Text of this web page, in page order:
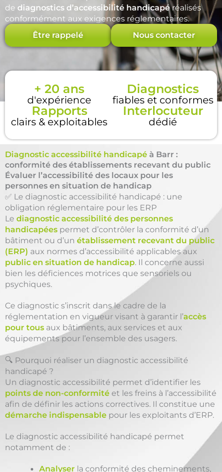
de diagnostics d’accessibilité handicapéréalisés
conformément aux exigences réglementaires.
Être rappelé Nous contacter
+ 20 ans
d'expérience
Diagnostics
fiables et conformes
Rapports
clairs & exploitables
Interlocuteur
dédié
Diagnostic accessibilité handicapé à Barr :
conformité des établissements recevant du public
Évaluer l’accessibilité des locaux pour les
personnes en situation de handicap
✅ Le diagnostic accessibilité handicapé : une
obligation réglementaire pour les ERP
Le diagnostic accessibilité des personnes
handicapées permet d’contrôler la conformité d’un
bâtiment ou d’un établissement recevant du public
(ERP) aux normes d’accessibilité applicables aux
public en situation de handicap. Il concerne aussi
bien les déficiences motrices que sensoriels ou
psychiques.
Ce diagnostic s’inscrit dans le cadre de la
réglementation en vigueur visant à garantir l’accès
pour tous aux bâtiments, aux services et aux
équipements pour l’ensemble des usagers.
🔍 Pourquoi réaliser un diagnostic accessibilité
handicapé ?
Un diagnostic accessibilité permet d’identifier les
points de non-conformité et les freins à l’accessibilité
afin de définir les actions correctives. Il constitue une
démarche indispensable pour les exploitants d’ERP.
Le diagnostic accessibilité handicapé permet
notamment de :
Analyser la conformité des cheminements,